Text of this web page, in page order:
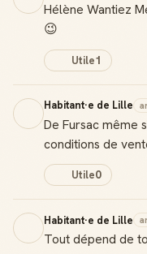
Hélène Wantiez
😉
Utile1
Habitant·e de Lille
De Fursac même
conditions de
Utile0
Habitant·e de Lille
Tout dépend de